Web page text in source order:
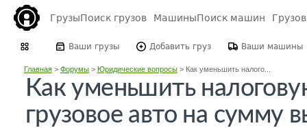
ГрузыПоиск грузов МашиныПоиск машин
Ваши грузы Добавить груз Ваши машины
Главная> Форумы> Юридические вопросы> Как уменьшить налого...
Как уменьшить
грузовое авто на сумму